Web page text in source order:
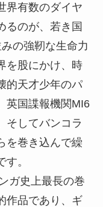
界有数のダイヤ
るのが、若き国
の強靭な生命力
を股にかけ、時
的天才少年のパ
英国諜報機関MI6
そしてバンコラ
を巻き込んで繰
。
ガ史上最長の巻
作品であり、ギ